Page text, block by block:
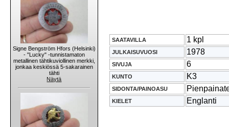
Signe Bengström Hfors (Helsinki)
- "Lucky" -tunnistamaton
metallinen tähtikuviollinen merkki,
jonkaa keskiössä 5-sakarainen
tähti
Näytä
SAATAVILLA 1 kpl
JULKAISUVUOSI 1978
SIVUJA 6
KUNTO K3
SIDONTA/PAINOASU
KIELET Englanti